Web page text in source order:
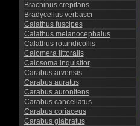
Brachinus crepitans
Bradycellus verbasci
Calathus fuscipes
Calathus melanocephalus
Calathus rotundicollis
Calomera littoralis
Calosoma inquisitor
Carabus arvensis
Carabus auratus
Carabus auronitens
Carabus cancellatus
Carabus coriaceus
Carabus glabratus